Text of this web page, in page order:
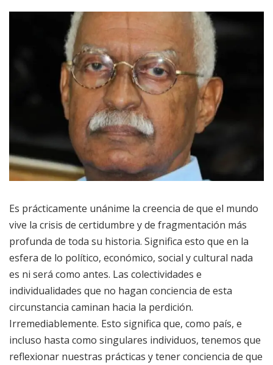
Es prácticamente unánime la creencia de que el mundo
vive la crisis de certidumbre y de fragmentación más
profunda de toda su historia. Significa esto que en la
esfera de lo político, económico, social y cultural nada
es ni será como antes. Las colectividades e
individualidades que no hagan conciencia de esta
circunstancia caminan hacia la perdición.
Irremediablemente. Esto significa que, como país, e
incluso hasta como singulares individuos, tenemos que
reflexionar nuestras prácticas y tener conciencia de que